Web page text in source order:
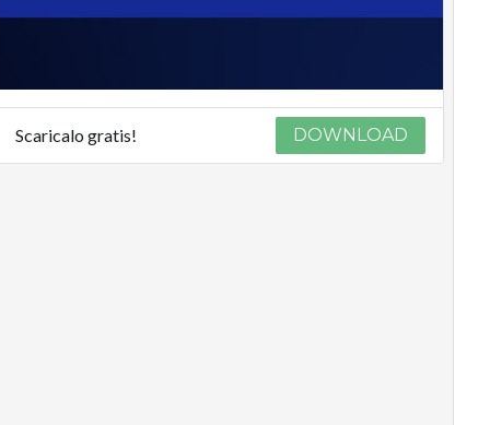
Scaricalo gratis! DOWNLOAD